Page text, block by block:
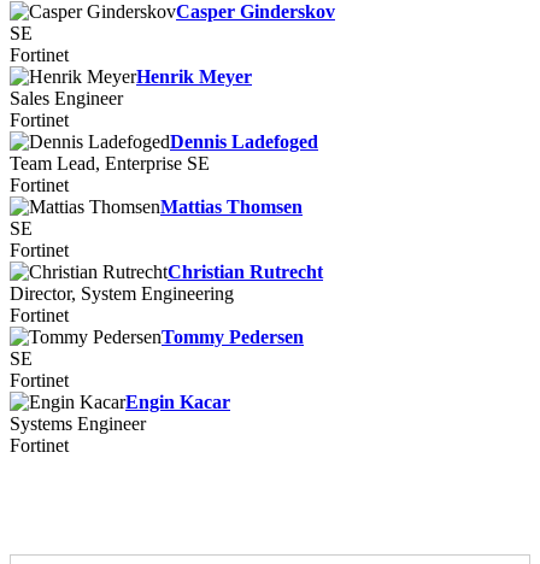
Casper Ginderskov
SE
Fortinet
Henrik Meyer
Sales Engineer
Fortinet
Dennis Ladefoged
Team Lead, Enterprise SE
Fortinet
Mattias Thomsen
SE
Fortinet
Christian Rutrecht
Director, System Engineering
Fortinet
Tommy Pedersen
SE
Fortinet
Engin Kacar
Systems Engineer
Fortinet